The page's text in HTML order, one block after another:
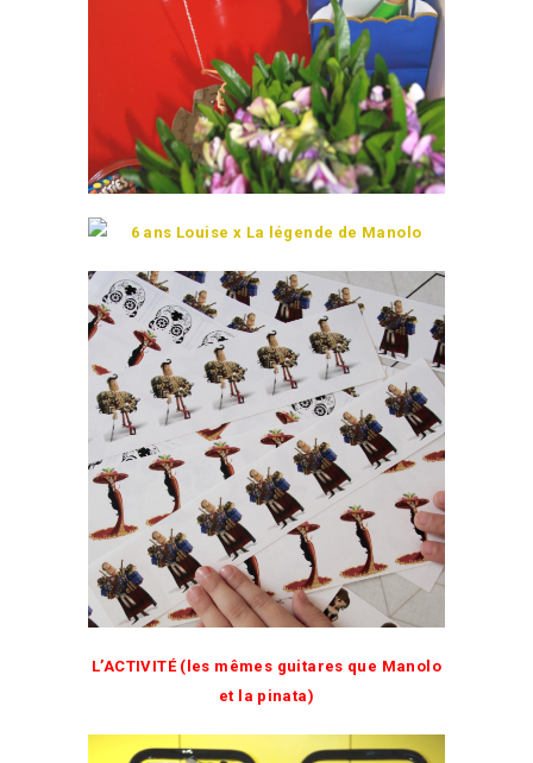
L’ACTIVITÉ (les mêmes guitares que Manolo
et la pinata)